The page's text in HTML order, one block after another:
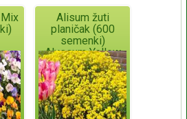
Alisum žuti
planičak (600
semenki)
Alyssum Yellow
Dust Saxatile